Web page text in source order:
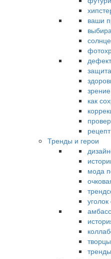
ваши
как
Тренды и герои
мода